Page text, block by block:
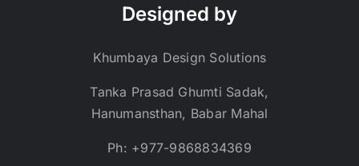
Designed by
Khumbaya Design Solutions
Tanka Prasad Ghumti Sadak,
Hanumansthan, Babar Mahal
Ph: +977-9868834369